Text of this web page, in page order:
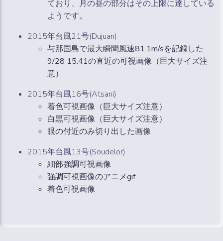
ており、月の昼の部分はその上限に達している
ようです。
2015年台風21号(Dujuan)
与那国島で最大瞬間風速81.1m/sを記録した
9/28 15:41の直近の可視画像（巨大サイズ注
意）
2015年台風16号(Atsani)
着色可視画像（巨大サイズ注意）
白黒可視画像（巨大サイズ注意）
眼の付近のみ切り出した画像
2015年台風13号(Soudelor)
細部強調可視画像
強調可視画像のアニメgif
着色可視画像